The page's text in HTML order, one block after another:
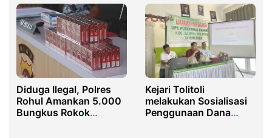
Diduga Ilegal, Polres
Rohul Amankan 5.000
Bungkus Rokok
Kejari Tolitoli
melakukan Sosialisasi
Penggunaan Dana